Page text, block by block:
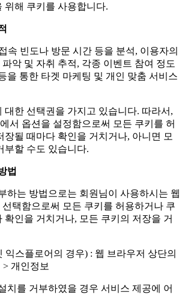
위해 쿠키를 사용합니다.
속 빈도나 방문 시간 등을 분석, 이용자의
악 및 자취 추적, 각종 이벤트 참여 정도
을 통한 타겟 마케팅 및 개인 맞춤 서비스
대한 선택권을 가지고 있습니다. 따라서,
서 옵션을 설정함으로써 모든 쿠키를 허
장될 때마다 확인을 거치거나, 아니면 모
부할 수도 있습니다.
법
하는 방법으로는 회원님이 사용하시는 웹
택함으로써 모든 쿠키를 허용하거나 쿠
확인을 거치거나, 모든 쿠키의 저장을 거
익스플로어의 경우) : 웹 브라우저 상단의
개인정보
치를 거부하였을 경우 서비스 제공에 어